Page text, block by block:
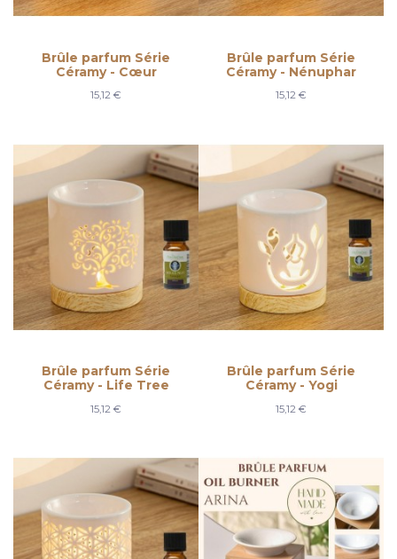
Brûle parfum Série
Céramy - Cœur
15,12 €
Brûle parfum Série
Céramy - Nénuphar
15,12 €
Brûle parfum Série
Céramy - Life Tree
15,12 €
Brûle parfum Série
Céramy - Yogi
15,12 €